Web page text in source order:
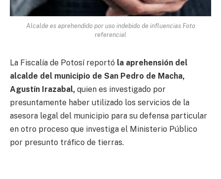
Alcalde es aprehendido por uso indebido de influencias Foto
referencial
La Fiscalía de Potosí reportó la aprehensión del
alcalde del municipio de San Pedro de Macha,
Agustín Irazabal, quien es investigado por
presuntamente haber utilizado los servicios de la
asesora legal del municipio para su defensa particular
en otro proceso que investiga el Ministerio Público
por presunto tráfico de tierras.